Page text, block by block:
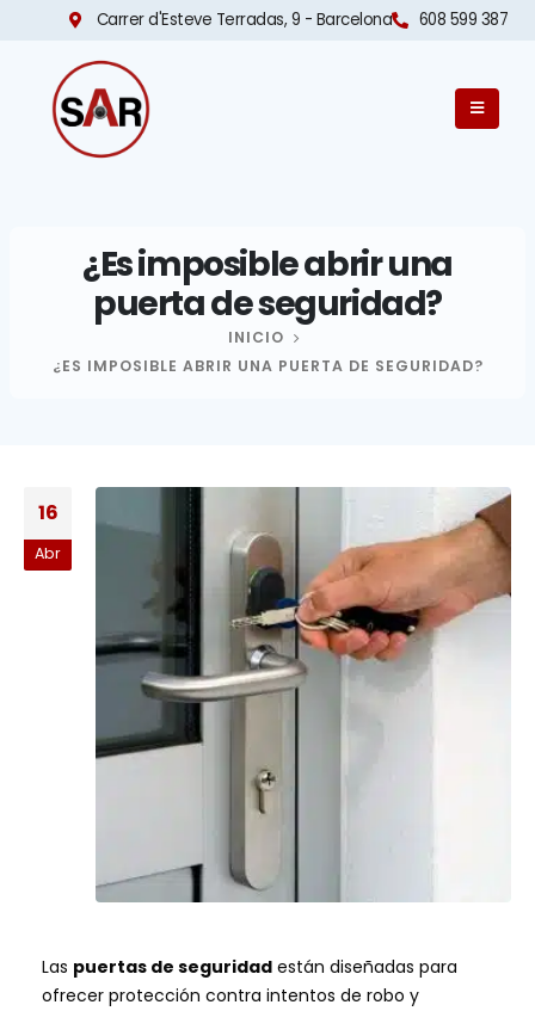
Carrer d'Esteve Terradas, 9 - Barcelona​ 608 599 387
¿Es imposible abrir una
puerta de seguridad?
INICIO
¿ES IMPOSIBLE ABRIR UNA PUERTA DE SEGURIDAD?
16
Abr
Las puertas de seguridad están diseñadas para
ofrecer protección contra intentos de robo y